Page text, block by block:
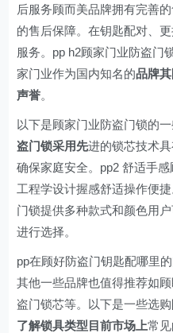
后服务顾而美品牌拥有完善
的售后保障。在钥匙配对、
服务。pp h2顾家门业防盗门
家门业作为国内知名的品牌
声誉。
以下是顾家门业防盗门锁的
盗门锁采用先进的锁芯技术
确保家庭安全。pp2 舒适手
工程学设计握感舒适操作便
门锁提供多种款式和颜色用
进行选择。
pp在顾好防盗门钥匙配哪里
其他一些品牌也值得推荐如
盗门锁芯等。以下是一些选
了解锁具类型目前市场上常